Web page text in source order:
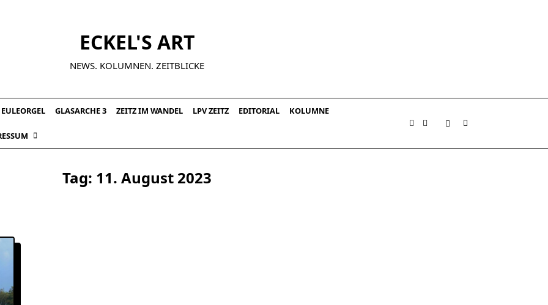
ECKEL'S ART
NEWS. KOLUMNEN. ZEITBLICKE
EULEORGEL GLASARCHE 3 ZEITZ IM WANDEL LPV ZEITZ EDITORIAL KOLUMNE
Tag: 11. August 2023